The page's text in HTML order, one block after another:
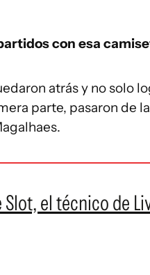
con esa
atrás y no solo
parte, pasaron de
Slot, el técnico de